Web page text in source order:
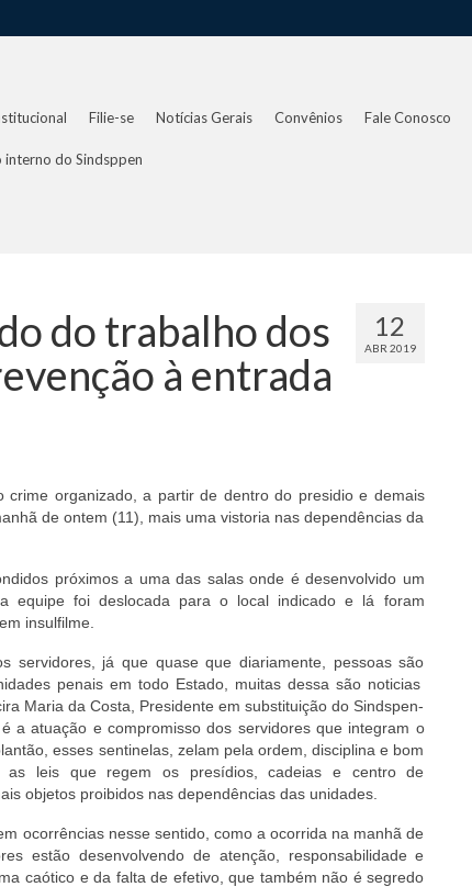
Filie-se Notícias Gerais Convênios Fale Conosco
interno do Sindsppen
12
ABR 2019
do trabalho dos
à entrada
organizado, a partir de dentro do presidio e demais
de ontem (11), mais uma vistoria nas dependências da
próximos a uma das salas onde é desenvolvido um
equipe foi deslocada para o local indicado e lá foram
insulfilme.
já que quase que diariamente, pessoas são
penais em todo Estado, muitas dessa são noticias
Maria da Costa, Presidente em substituição do Sindspen-
a atuação e compromisso dos servidores que integram o
esses sentinelas, zelam pela ordem, disciplina e bom
as leis que regem os presídios, cadeias e centro de
objetos proibidos nas dependências das unidades.
ocorrências nesse sentido, como a ocorrida na manhã de
estão desenvolvendo de atenção, responsabilidade e
caótico e da falta de efetivo, que também não é segredo